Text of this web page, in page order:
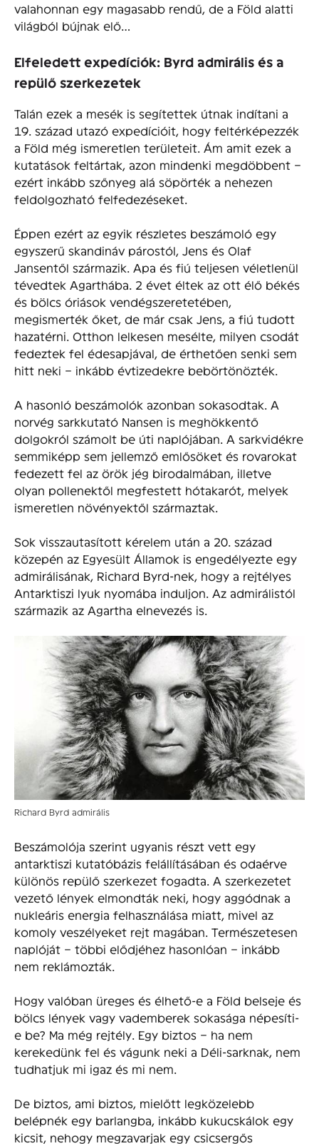
valahonnan egy magasabb rendű, de a Föld alatti
világból bújnak elő…
Elfeledett expedíciók: Byrd admirális és a
repülő szerkezetek
Talán ezek a mesék is segítettek útnak indítani a
19. század utazó expedícióit, hogy feltérképezzék
a Föld még ismeretlen területeit. Ám amit ezek a
kutatások feltártak, azon mindenki megdöbbent –
ezért inkább szőnyeg alá söpörték a nehezen
feldolgozható felfedezéseket.
Éppen ezért az egyik részletes beszámoló egy
egyszerű skandináv párostól, Jens és Olaf
Jansentől származik. Apa és fiú teljesen véletlenül
tévedtek Agarthába. 2 évet éltek az ott élő békés
és bölcs óriások vendégszeretetében,
megismerték őket, de már csak Jens, a fiú tudott
hazatérni. Otthon lelkesen mesélte, milyen csodát
fedeztek fel édesapjával, de érthetően senki sem
hitt neki – inkább évtizedekre bebörtönözték.
A hasonló beszámolók azonban sokasodtak. A
norvég sarkkutató Nansen is meghökkentő
dolgokról számolt be úti naplójában. A sarkvidékre
semmiképp sem jellemző emlősöket és rovarokat
fedezett fel az örök jég birodalmában, illetve
olyan pollenektől megfestett hótakarót, melyek
ismeretlen növényektől származtak.
Sok visszautasított kérelem után a 20. század
közepén az Egyesült Államok is engedélyezte egy
admirálisának, Richard Byrd-nek, hogy a rejtélyes
Antarktiszi lyuk nyomába induljon. Az admirálistól
származik az Agartha elnevezés is.
Richard Byrd admirális
Beszámolója szerint ugyanis részt vett egy
antarktiszi kutatóbázis felállításában és odaérve
különös repülő szerkezet fogadta. A szerkezetet
vezető lények elmondták neki, hogy aggódnak a
nukleáris energia felhasználása miatt, mivel az
komoly veszélyeket rejt magában. Természetesen
naplóját – többi elődjéhez hasonlóan – inkább
nem reklámozták.
Hogy valóban üreges és élhető-e a Föld belseje és
bölcs lények vagy vademberek sokasága népesíti-
e be? Ma még rejtély. Egy biztos – ha nem
kerekedünk fel és vágunk neki a Déli-sarknak, nem
tudhatjuk mi igaz és mi nem.
De biztos, ami biztos, mielőtt legközelebb
belépnék egy barlangba, inkább kukucskálok egy
kicsit, nehogy megzavarjak egy csicsergős